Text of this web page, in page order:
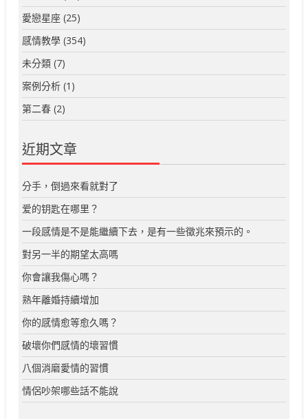
愛戀星座 (25)
感情教學 (354)
未分類 (7)
案例分析 (1)
第二春 (2)
近期文章
分手，倒過來看就對了
爱的钥匙在哪里？
一段感情是不是能繼續下去，是有一些徵兆來預示的。
對另一半的期望太高嗎
你會讓我傷心嗎？
熟年離婚持續增加
你的感情愈等愈久嗎？
破壞你們感情的壞習慣
八個消磨愛情的習慣
情侶吵架哪些話不能說